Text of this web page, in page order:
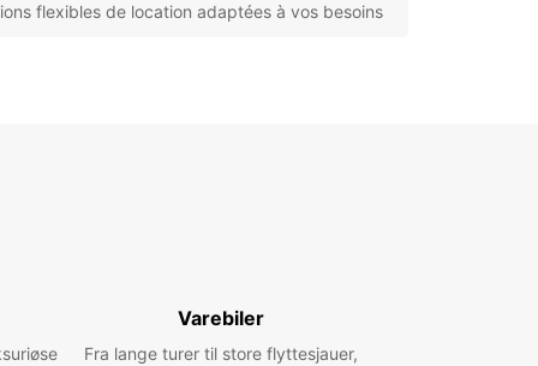
flexibles de location adaptées à vos besoins
Notre processus de réservation en ligne est
et rapide, vous permettant de sélectionner le
Varebiler
Fra lange turer til store flyttesjauer,